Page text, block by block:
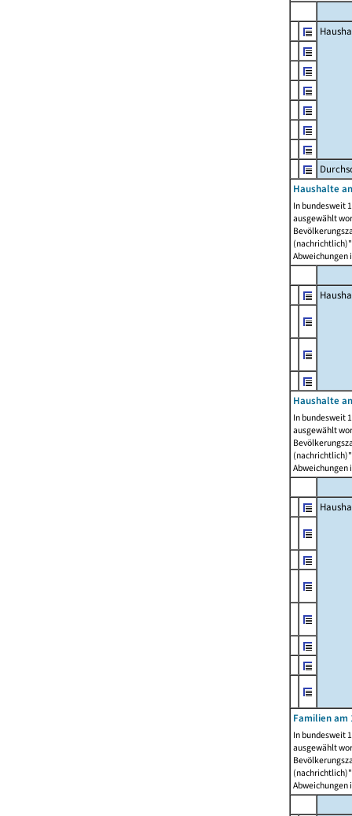
Haushalte
In bundesweit
ausgewählt
Abweichungen
Haushalte
In bundesweit
ausgewählt
Abweichungen
Familien am
In bundesweit
ausgewählt
Abweichungen